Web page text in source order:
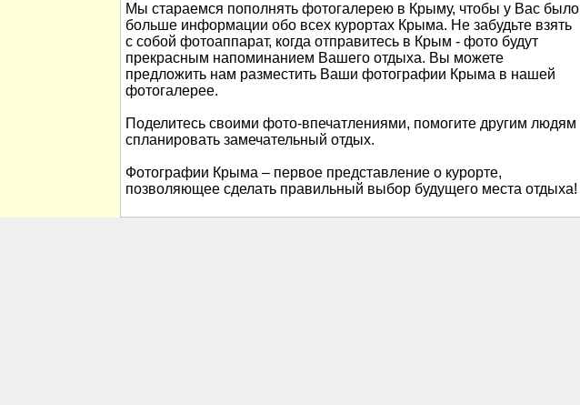
Мы стараемся пополнять фотогалерею в Крыму, чтобы у Вас было
больше информации обо всех курортах Крыма. Не забудьте взять
с собой фотоаппарат, когда отправитесь в Крым - фото будут
прекрасным напоминанием Вашего отдыха. Вы можете
предложить нам разместить Ваши фотографии Крыма в нашей
фотогалерее.
Поделитесь своими фото-впечатлениями, помогите другим людям
спланировать замечательный отдых.
Фотографии Крыма – первое представление о курорте,
позволяющее сделать правильный выбор будущего места отдыха!